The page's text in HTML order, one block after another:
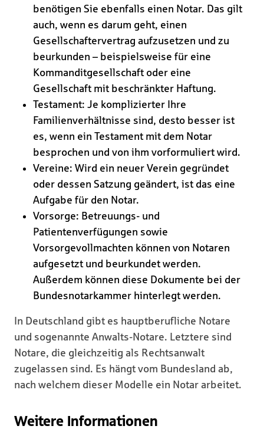
benötigen Sie ebenfalls einen Notar. Das gilt
auch, wenn es darum geht, einen
Gesellschaftervertrag aufzusetzen und zu
beurkunden – beispielsweise für eine
Kommanditgesellschaft oder eine
Gesellschaft mit beschränkter Haftung.
Testament: Je komplizierter Ihre
Familienverhältnisse sind, desto besser ist
es, wenn ein Testament mit dem Notar
besprochen und von ihm vorformuliert wird.
Vereine: Wird ein neuer Verein gegründet
oder dessen Satzung geändert, ist das eine
Aufgabe für den Notar.
Vorsorge: Betreuungs- und
Patientenverfügungen sowie
Vorsorgevollmachten können von Notaren
aufgesetzt und beurkundet werden.
Außerdem können diese Dokumente bei der
Bundesnotarkammer hinterlegt werden.
In Deutschland gibt es hauptberufliche Notare
und sogenannte Anwalts-Notare. Letztere sind
Notare, die gleichzeitig als Rechtsanwalt
zugelassen sind. Es hängt vom Bundesland ab,
nach welchem dieser Modelle ein Notar arbeitet.
Weitere Informationen